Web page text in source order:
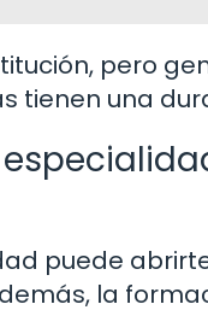
pero
tienen una
puede
la